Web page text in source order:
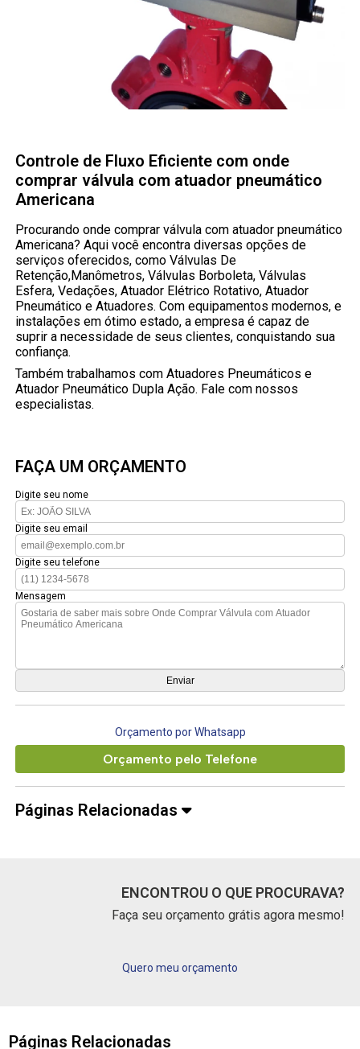
Controle de Fluxo Eficiente com onde
comprar válvula com atuador pneumático
Americana
Procurando onde comprar válvula com atuador pneumático
Americana? Aqui você encontra diversas opções de
serviços oferecidos, como Válvulas De
Retenção,Manômetros, Válvulas Borboleta, Válvulas
Esfera, Vedações, Atuador Elétrico Rotativo, Atuador
Pneumático e Atuadores. Com equipamentos modernos, e
instalações em ótimo estado, a empresa é capaz de
suprir a necessidade de seus clientes, conquistando sua
confiança.
Também trabalhamos com Atuadores Pneumáticos e
Atuador Pneumático Dupla Ação. Fale com nossos
especialistas.
FAÇA UM ORÇAMENTO
Digite seu nome
Digite seu email
Digite seu telefone
Mensagem
Orçamento por Whatsapp
Orçamento pelo Telefone
Páginas Relacionadas
ENCONTROU O QUE PROCURAVA?
Faça seu orçamento grátis agora mesmo!
Quero meu orçamento
Páginas Relacionadas